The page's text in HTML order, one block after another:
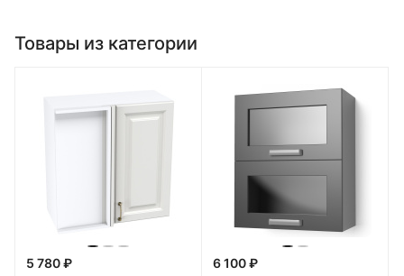
Товары из категории
5 780 ₽
6 100 ₽